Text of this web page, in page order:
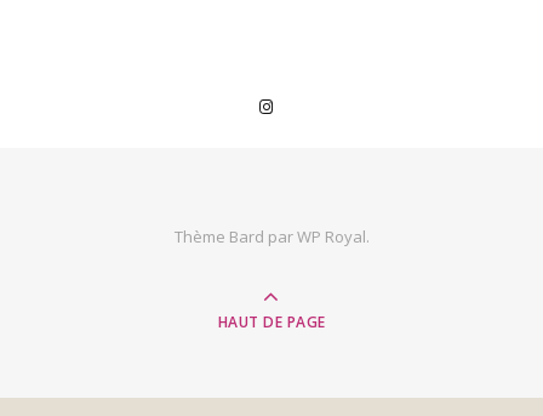
Thème Bard parWP Royal.
HAUT DE PAGE